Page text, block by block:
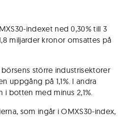
indexet ned 0,30% till 3
miljarder kronor omsattes på
större industrisektorer
uppgång på 1,1%. I andra
i botten med minus 2,1%.
som ingår i OMXS30-index,